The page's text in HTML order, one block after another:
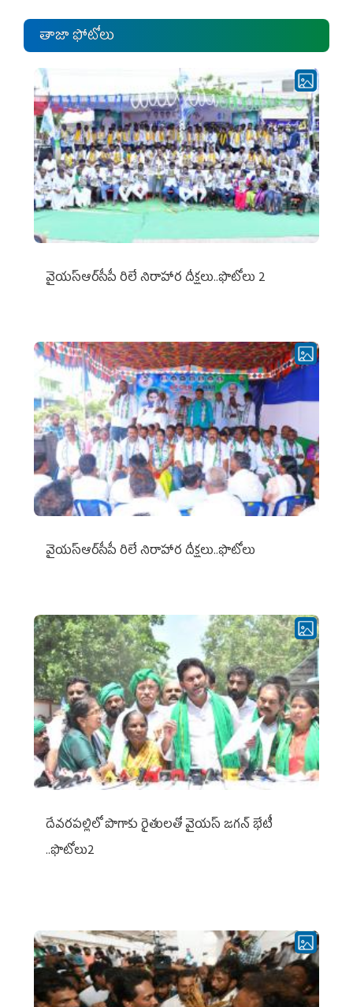
తాజా ఫోటోలు
వైయ‌స్ఆర్‌సీపీ రిలే నిరాహార దీక్షలు..ఫొటోలు 2
వైయ‌స్ఆర్‌సీపీ రిలే నిరాహార దీక్షలు..ఫొటోలు
దేవరపల్లిలో పొగాకు రైతులతో వైయస్ జగన్ భేటీ
..ఫొటోలు2